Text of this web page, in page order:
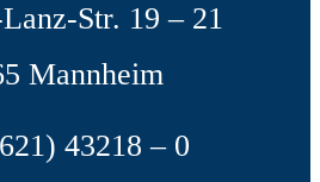
Str. 19 – 21
Mannheim
43218 – 0